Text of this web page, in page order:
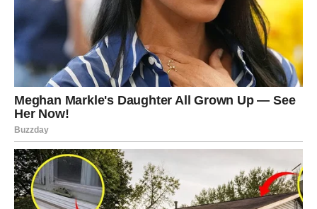
Nova energija donosi vam spontane susrete i mnogo
pozitivnih događaja.
Jedna osoba vraća vam vjeru da život može biti mnogo
ljepši nego prije.
Sreća vam dolazi neočekivano
Pred vama su veoma uzbudljivi trenuci.